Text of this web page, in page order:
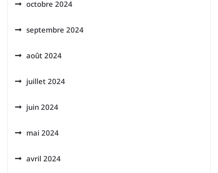
octobre 2024
septembre 2024
août 2024
juillet 2024
juin 2024
mai 2024
avril 2024